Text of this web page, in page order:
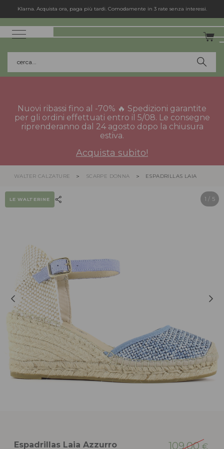
Klarna. Acquista ora, paga più tardi. Comodamente in 3 rate senza interessi.
cerca...
Nuovi ribassi fino al -70% 🔥 Spedizioni garantite
per gli ordini effettuati entro il 5/08. Le consegne
riprenderanno dal 24 agosto dopo la chiusura
estiva.
Acquista subito!
WALTER CALZATURE SCARPE DONNA ESPADRILLAS LAIA
1 / 5
LE WALTERINE
Espadrillas Laia Azzurro 109,00 €